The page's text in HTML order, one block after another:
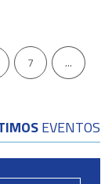
7
...
EVENTOS